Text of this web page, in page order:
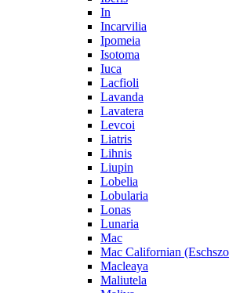
In
Incarvilia
Ipomeia
Isotoma
Iuca
Lacfioli
Lavanda
Lavatera
Levcoi
Liatris
Lihnis
Liupin
Lobelia
Lobularia
Lonas
Lunaria
Mac
Mac Californian
Macleaya
Maliutela